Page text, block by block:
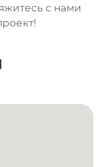
с нами